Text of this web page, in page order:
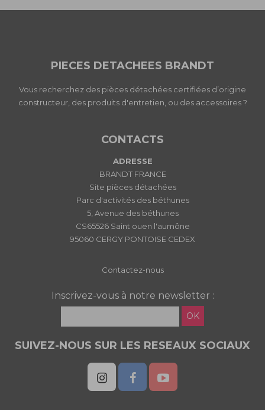
PIECES DETACHEES BRANDT
Vous recherchez des pièces détachées certifiées d’origine
constructeur, des produits d'entretien, ou des accessoires ?
CONTACTS
ADRESSE
BRANDT FRANCE
Site pièces détachées
Parc d'activités des béthunes
5, Avenue des béthunes
CS65526 Saint ouen l'aumône
95060 CERGY PONTOISE CEDEX
Contactez-nous
Inscrivez-vous à notre newsletter :
OK
SUIVEZ-NOUS SUR LES RESEAUX SOCIAUX